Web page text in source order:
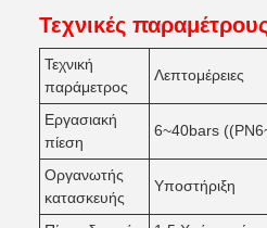
Τεχνικές
Τεχνική
παράμετρος
Λεπτομέρειες
Εργασιακή
πίεση
6~40bars
Οργανωτής
κατασκευής
Υποστήριξη